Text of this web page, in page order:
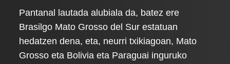
Pantanal lautada alubiala da, batez ere
Brasilgo Mato Grosso del Sur estatuan
hedatzen dena, eta, neurri txikiagoan, Mato
Grosso eta Bolivia eta Paraguai inguruko